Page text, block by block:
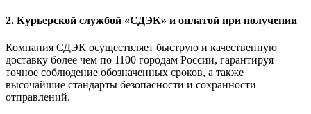
2. Курьерской службой «СДЭК» и оплатой при получении
Компания СДЭК осуществляет быструю и качественную
доставку более чем по 1100 городам России, гарантируя
точное соблюдение обозначенных сроков, а также
высочайшие стандарты безопасности и сохранности
отправлений.